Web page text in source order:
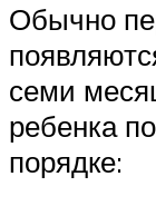
Обычно
семи
ребенка
порядке: